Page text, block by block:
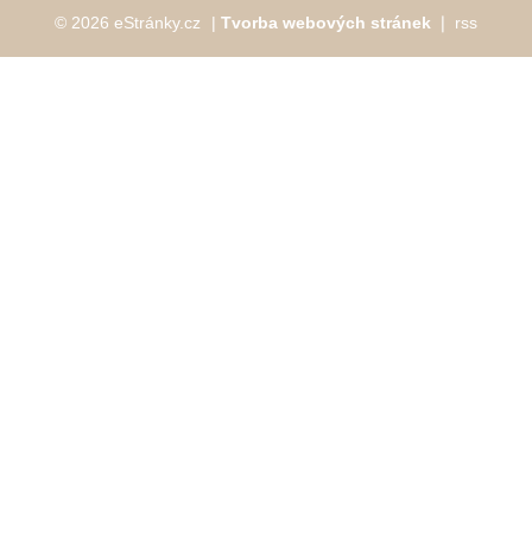
© 2026 eStránky.cz | Tvorba webových stránek rss